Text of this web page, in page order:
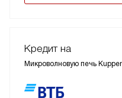
Кредит на
Микроволновую печь